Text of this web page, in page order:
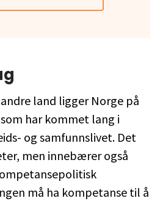
land ligger Norge på
har kommet lang i
og samfunnslivet. Det
men innebærer også
må ha kompetanse til å